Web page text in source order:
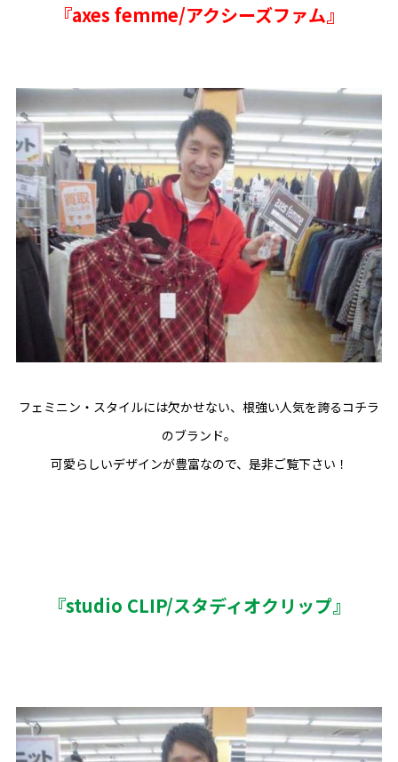
『axes femme/アクシーズファム』
フェミニン・スタイルには欠かせない、根強い人気を誇るコチラ
のブランド。
可愛らしいデザインが豊富なので、是非ご覧下さい！
『studio CLIP/スタディオクリップ』